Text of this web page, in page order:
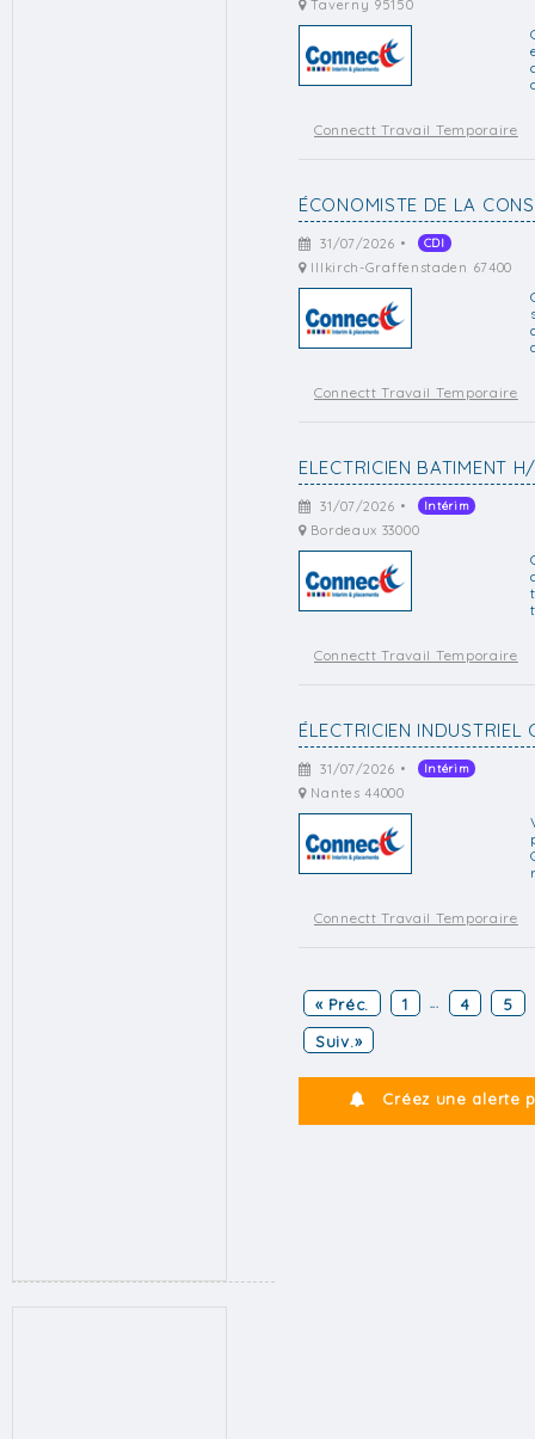
Taverny 95150
Connectt Travail Temporaire
ÉCONOMISTE DE LA
31/07/2026 • CDI
Illkirch-Graffenstaden 67400
Connectt Travail Temporaire
ELECTRICIEN BATIMENT
31/07/2026 • Intérim
Bordeaux 33000
Connectt Travail Temporaire
ÉLECTRICIEN
31/07/2026 • Intérim
Nantes 44000
Connectt Travail Temporaire
« Préc. 1 ... 4
5
Suiv.»
Créez une alerte